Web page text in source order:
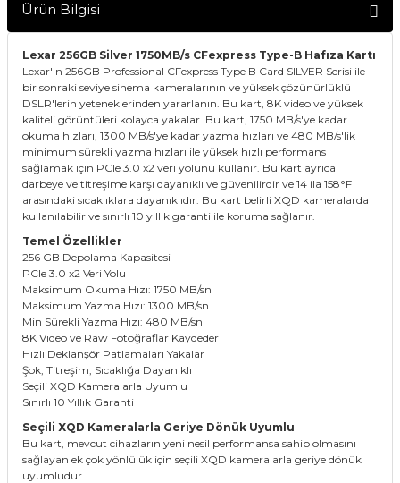
Ürün Bilgisi
Lexar 256GB Silver 1750MB/s CFexpress Type-B Hafıza Kartı
Lexar'ın 256GB Professional CFexpress Type B Card SILVER Serisi ile
bir sonraki seviye sinema kameralarının ve yüksek çözünürlüklü
DSLR'lerin yeteneklerinden yararlanın. Bu kart, 8K video ve yüksek
kaliteli görüntüleri kolayca yakalar. Bu kart, 1750 MB/s'ye kadar
okuma hızları, 1300 MB/s'ye kadar yazma hızları ve 480 MB/s'lik
minimum sürekli yazma hızları ile yüksek hızlı performans
sağlamak için PCIe 3.0 x2 veri yolunu kullanır. Bu kart ayrıca
darbeye ve titreşime karşı dayanıklı ve güvenilirdir ve 14 ila 158°F
arasındaki sıcaklıklara dayanıklıdır. Bu kart belirli XQD kameralarda
kullanılabilir ve sınırlı 10 yıllık garanti ile koruma sağlanır.
Temel Özellikler
256 GB Depolama Kapasitesi
PCIe 3.0 x2 Veri Yolu
Maksimum Okuma Hızı: 1750 MB/sn
Maksimum Yazma Hızı: 1300 MB/sn
Min Sürekli Yazma Hızı: 480 MB/sn
8K Video ve Raw Fotoğraflar Kaydeder
Hızlı Deklanşör Patlamaları Yakalar
Şok, Titreşim, Sıcaklığa Dayanıklı
Seçili XQD Kameralarla Uyumlu
Sınırlı 10 Yıllık Garanti
Seçili XQD Kameralarla Geriye Dönük Uyumlu
Bu kart, mevcut cihazların yeni nesil performansa sahip olmasını
sağlayan ek çok yönlülük için seçili XQD kameralarla geriye dönük
uyumludur.